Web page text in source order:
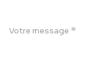
Votre message *